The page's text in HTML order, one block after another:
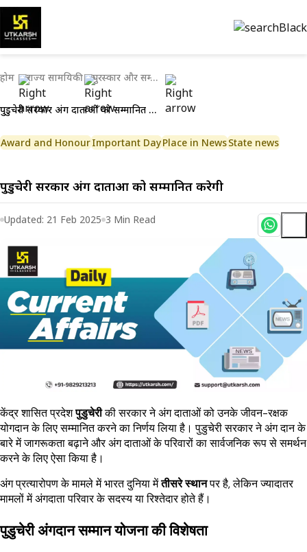
होम राज्य सामयिकी पुरस्कार और सम्मान
पुडुचेरी सरकार अंग दाताओं को सम्मानित करेगी
Award and HonourImportant DayPlace in NewsState news
पुडुचेरी सरकार अंग दाताओं को सम्मानित करेगी
Updated: 21 Feb 2025 3 Min Read
केंद्र शासित प्रदेशपुडुचेरीकी सरकार ने अंग दाताओं को उनके जीवन-रक्षक
योगदान के लिए सम्मानित करने का निर्णय लिया है। पुडुचेरी सरकार ने अंग दान के
बारे में जागरूकता बढ़ाने और अंग दाताओं के परिवारों का सार्वजनिक रूप से समर्थन
करने के लिए ऐसा किया है।
अंग प्रत्यारोपण के मामले में भारत दुनिया मेंतीसरे स्थानपर है, लेकिन ज्यादातर
मामलों में अंगदाता परिवार के सदस्य या रिश्तेदार होते हैं।
पुडुचेरी अंगदान सम्मान योजना की विशेषता